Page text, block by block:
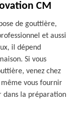
CM
de gouttière,
et aussi
il dépend
Si vous
venez chez
même vous fournir
dans la préparation